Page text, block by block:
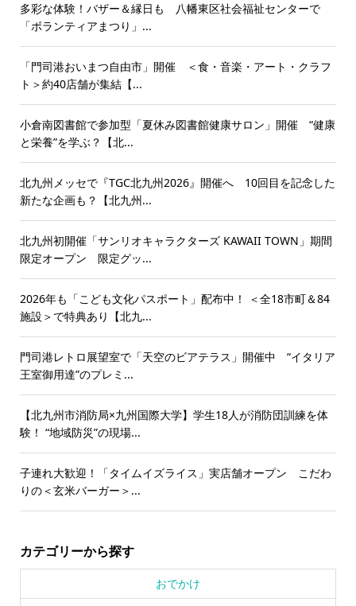
多彩な体験！バザー＆縁日も 八幡東区社会福祉センターで
「ボランティアまつり」...
「門司港おいまつ自由市」開催 ＜食・音楽・アート・クラフ
ト＞約40店舗が集結【...
小倉南図書館で参加型「夏休み図書館健康サロン」開催 “健康
と栄養”を学ぶ？【北...
北九州メッセで『TGC北九州2026』開催へ 10回目を記念した
新たな企画も？【北九州...
北九州初開催「サンリオキャラクターズ KAWAII TOWN」期間
限定オープン 限定グッ...
2026年も「こども文化パスポート」配布中！ ＜全18市町＆84
施設＞で特典あり【北九...
門司港レトロ展望室で「天空のビアテラス」開催中 “イタリア
王室御用達”のプレミ...
【北九州市消防局×九州国際大学】学生18人が消防団訓練を体
験！ “地域防災”の現場...
子連れ大歓迎！「タイムイズライス」実店舗オープン こだわ
りの＜玄米バーガー＞...
カテゴリーから探す
おでかけ